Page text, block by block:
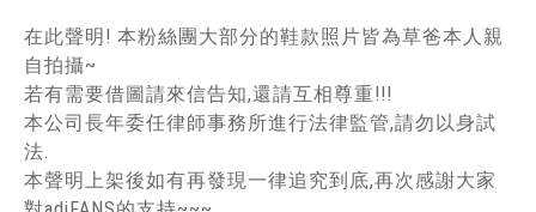
在此聲明! 本粉絲團大部分的鞋款照片皆為草爸本人親
自拍攝~
若有需要借圖請來信告知,還請互相尊重!!!
本公司長年委任律師事務所進行法律監管,請勿以身試
法.
本聲明上架後如有再發現一律追究到底,再次感謝大家